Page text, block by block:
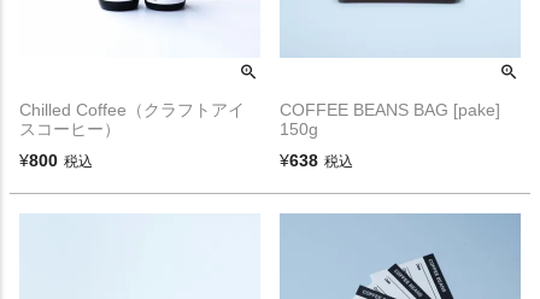
Chilled Coffee（クラフトアイ
スコーヒー）
¥800 税込
COFFEE BEANS BAG [pake]
150g
¥638 税込